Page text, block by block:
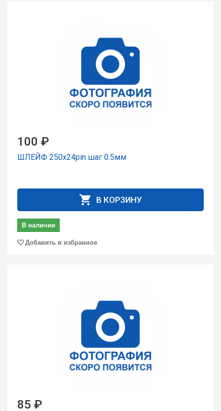
100 ₽
ШЛЕЙФ 250x24pin шаг 0.5мм
В КОРЗИНУ
В наличии
Добавить в избранное
85 ₽